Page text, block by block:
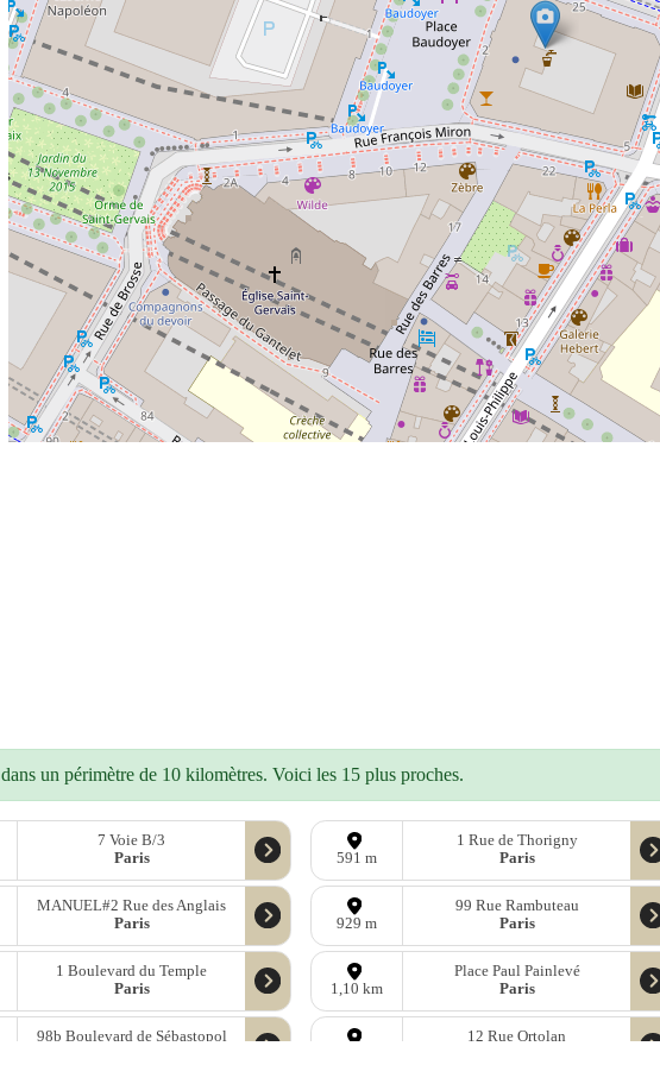
dans un périmètre de 10 kilomètres. Voici les 15 plus proches.
7 Voie B/3
Paris
591 m
1 Rue de Thorigny
Paris
MANUEL#2 Rue des Anglais
Paris
929 m
99 Rue Rambuteau
Paris
1 Boulevard du Temple
Paris
1,10 km
Place Paul Painlevé
Paris
98b Boulevard de Sébastopol
12 Rue Ortolan